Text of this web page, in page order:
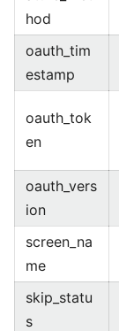
hod
oauth_tim
estamp
oauth_tok
en
oauth_vers
ion
screen_na
me
skip_statu
s